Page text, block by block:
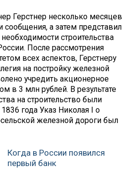
Герстнер несколько месяцев
сообщения, а затем представил
строительства
После рассмотрения
всех аспектов, Герстнеру
на постройку железной
учредить акционерное
в 3 млн рублей. В результате
на строительство были
года Указ Николая I о
железной дороги был
Когда в России появился
первый банк